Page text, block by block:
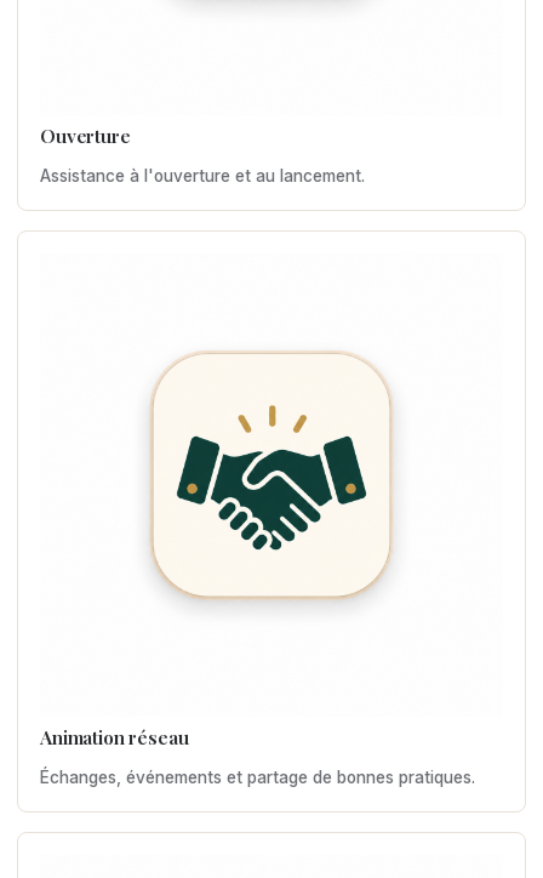
Ouverture
Assistance à l'ouverture et au lancement.
Animation réseau
Échanges, événements et partage de bonnes pratiques.